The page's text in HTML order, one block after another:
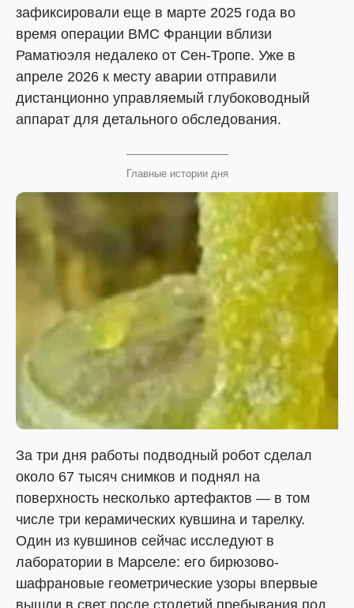
зафиксировали еще в марте 2025 года во
время операции ВМС Франции вблизи
Раматюэля недалеко от Сен-Тропе. Уже в
апреле 2026 к месту аварии отправили
дистанционно управляемый глубоководный
аппарат для детального обследования.
Главные истории дня
За три дня работы подводный робот сделал
около 67 тысяч снимков и поднял на
поверхность несколько артефактов — в том
числе три керамических кувшина и тарелку.
Один из кувшинов сейчас исследуют в
лаборатории в Марселе: его бирюзово-
шафрановые геометрические узоры впервые
вышли в свет после столетий пребывания под